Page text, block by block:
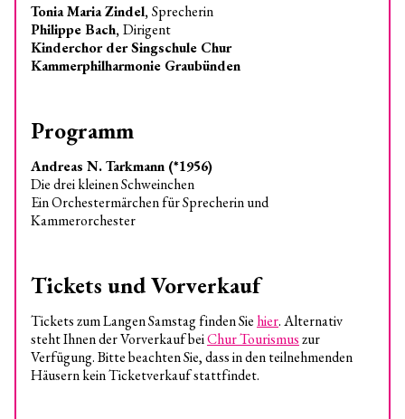
Tonia Maria Zindel,Sprecherin
Philippe Bach,Dirigent
Kinderchor der Singschule Chur
Kammerphilharmonie Graubünden
Programm
Andreas N. Tarkmann (*1956)
Die drei kleinen Schweinchen
Ein Orchestermärchen für Sprecherin und
Kammerorchester
Tickets und Vorverkauf
Tickets zum Langen Samstag finden Sie hier. Alternativ
steht Ihnen der Vorverkauf beiChur Tourismuszur
Verfügung. Bitte beachten Sie, dass in den teilnehmenden
Häusern kein Ticketverkauf stattfindet.